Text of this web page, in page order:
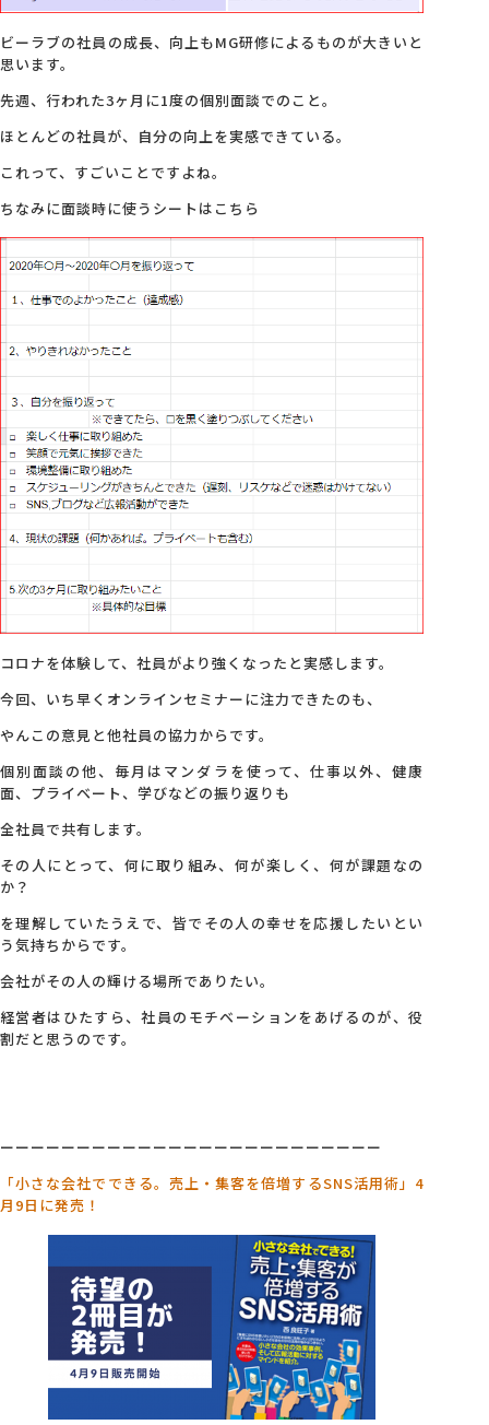
ビーラブの社員の成長、向上もMG研修によるものが大きいと
思います。
先週、行われた3ヶ月に1度の個別面談でのこと。
ほとんどの社員が、自分の向上を実感できている。
これって、すごいことですよね。
ちなみに面談時に使うシートはこちら
コロナを体験して、社員がより強くなったと実感します。
今回、いち早くオンラインセミナーに注力できたのも、
やんこの意見と他社員の協力からです。
個別面談の他、毎月はマンダラを使って、仕事以外、健康
面、プライベート、学びなどの振り返りも
全社員で共有します。
その人にとって、何に取り組み、何が楽しく、何が課題なの
か？
を理解していたうえで、皆でその人の幸せを応援したいとい
う気持ちからです。
会社がその人の輝ける場所でありたい。
経営者はひたすら、社員のモチベーションをあげるのが、役
割だと思うのです。
ーーーーーーーーーーーーーーーーーーーーーーーーー
「小さな会社でできる。売上・集客を倍増するSNS活用術」4
月9日に発売！